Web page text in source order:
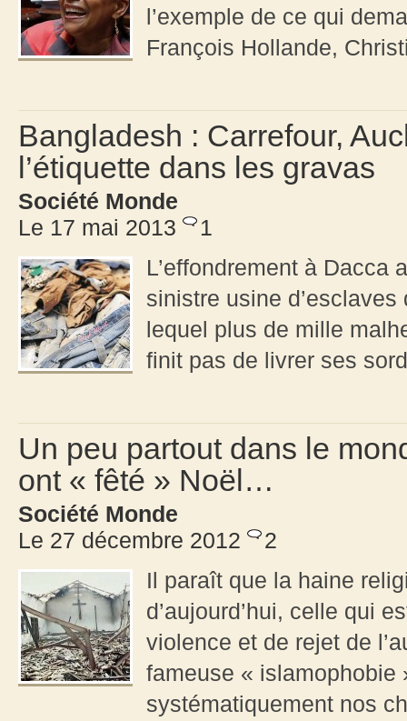
l’exemple de ce qui
François Hollande,
Bangladesh : Carrefour,
l’étiquette dans les gravas
Société Monde
Le 17 mai 2013
1
L’effondrement à Dacca
sinistre usine
lequel plus de mille
finit pas de livrer ses
Un peu partout dans le
ont « fêté » Noël…
Société Monde
Le 27 décembre 2012
2
Il paraît que la haine
d’aujourd’hui, celle qui
violence et de rejet de
fameuse « islamophobie
systématiquement nos